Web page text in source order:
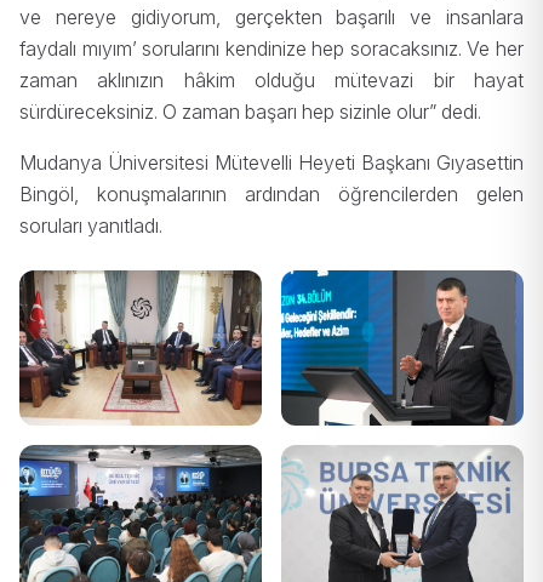
ve nereye gidiyorum, gerçekten başarılı ve insanlara
faydalı mıyım’ sorularını kendinize hep soracaksınız. Ve her
zaman aklınızın hâkim olduğu mütevazi bir hayat
sürdüreceksiniz. O zaman başarı hep sizinle olur” dedi.
Mudanya Üniversitesi Mütevelli Heyeti Başkanı Gıyasettin
Bingöl, konuşmalarının ardından öğrencilerden gelen
soruları yanıtladı.